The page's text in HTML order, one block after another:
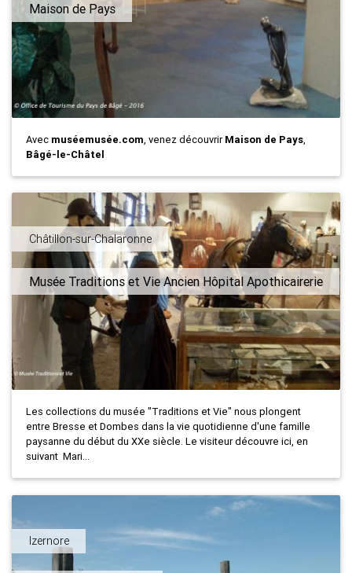
Maison de Pays
Avec muséemusée.com, venez découvrirMaison de Pays,
Bâgé-le-Châtel
Châtillon-sur-Chalaronne
Musée Traditions et Vie Ancien Hôpital Apothicairerie
Les collections du musée "Traditions et Vie" nous plongent
entre Bresse et Dombes dans la vie quotidienne d'une famille
paysanne du début du XXe siècle. Le visiteur découvre ici, en
suivant Mari...
Izernore